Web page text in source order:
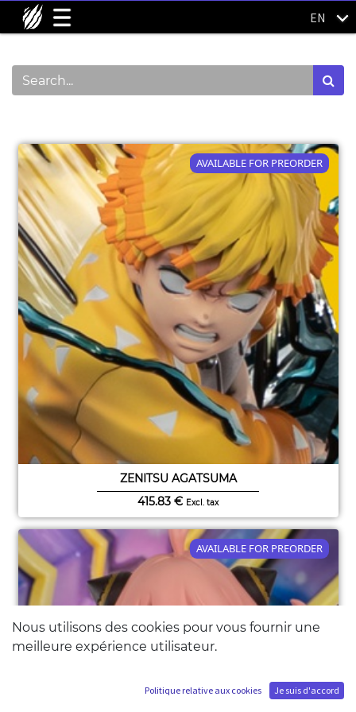
EN
AVAILABLE FOR PREORDER
ZENITSU AGATSUMA
415.83 € Excl. tax
AVAILABLE FOR PREORDER
Nous utilisons des cookies pour vous fournir une
meilleure expérience utilisateur.
Politique relative aux cookies Je suis d'accord